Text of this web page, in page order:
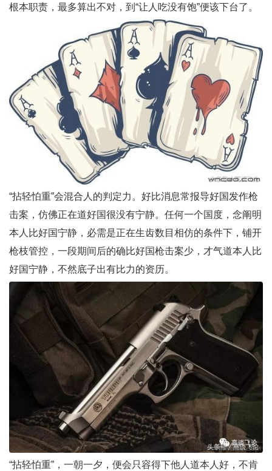
根本职责，最多算出不对，到“让人吃没有饱”便该下台了。
“拈轻怕重”会混合人的判定力。好比消息常报导好国发作枪
击案，仿佛正在道好国很没有宁静。任何一个国度，念阐明
本人比好国宁静，必需是正在生齿数目相仿的条件下，铺开
枪枝管控，一段期间后的确比好国枪击案少，才气道本人比
好国宁静，不然底子出有比力的资历。
“拈轻怕重”，一朝一夕，便会只容得下他人道本人好，不肯